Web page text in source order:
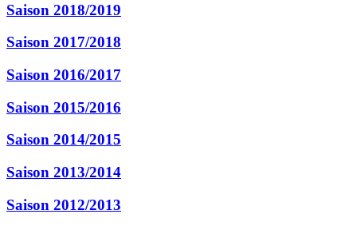
Saison 2018/2019
Saison 2017/2018
Saison 2016/2017
Saison 2015/2016
Saison 2014/2015
Saison 2013/2014
Saison 2012/2013